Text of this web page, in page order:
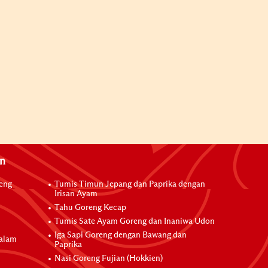
Tumis Timun Jepang dan Paprika dengan
Irisan Ayam
Tahu Goreng Kecap
Tumis Sate Ayam Goreng dan Inaniwa Udon
Iga Sapi Goreng dengan Bawang dan
Paprika
Nasi Goreng Fujian (Hokkien)